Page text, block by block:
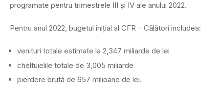
programate pentru trimestrele III și IV ale anului 2022.
Pentru anul 2022, bugetul inițial al CFR – Călători includea:
venituri totale estimate la 2,347 miliarde de lei
cheltuielile totale de 3,005 miliarde
pierdere brută de 657 milioane de lei.